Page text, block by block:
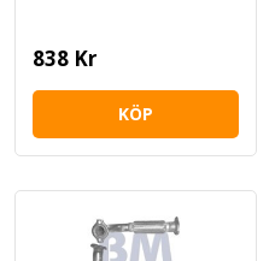
838 Kr
KÖP